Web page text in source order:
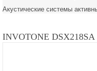
Акустические системы
INVOTONE DSX218SA